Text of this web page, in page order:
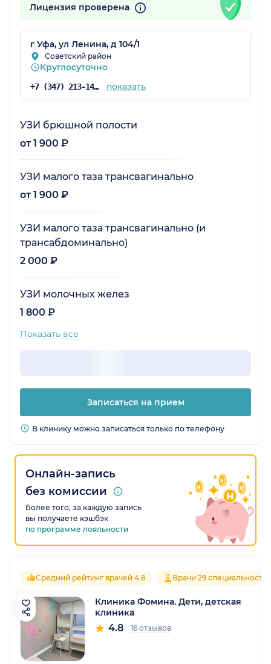
Лицензия проверена
г Уфа, ул Ленина, д 104/1
Советский район
Круглосуточно
+7 (347) 213-14-25 показать
УЗИ брюшной полости
от 1 900 ₽
УЗИ малого таза трансвагинально
от 1 900 ₽
УЗИ малого таза трансвагинально (и
трансабдоминально)
2 000 ₽
УЗИ молочных желез
1 800 ₽
Показать все
Записаться на прием
В клинику можно записаться только по телефону
Онлайн-запись
без комиссии
Более того, за каждую запись
вы получаете кэшбэк
по программе лояльности
Средний рейтинг врачей 4.8 Врачи 29
Клиника Фомина. Дети, детская
клиника
4.8 16 отзывов